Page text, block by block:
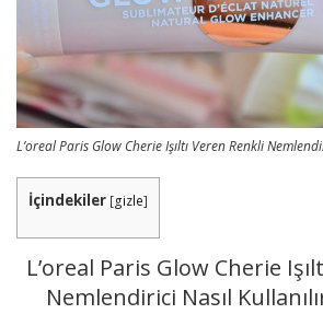
L’oreal Paris Glow Cherie Işıltı Veren Renkli
İçindekiler [gizle]
L’oreal Paris Glow Cherie
Nemlendirici Nasıl